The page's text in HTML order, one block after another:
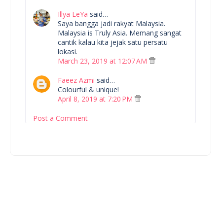
Illya LeYa said…
Saya bangga jadi rakyat Malaysia.
Malaysia is Truly Asia. Memang sangat
cantik kalau kita jejak satu persatu
lokasi.
March 23, 2019 at 12:07 AM
Faeez Azmi said…
Colourful & unique!
April 8, 2019 at 7:20 PM
Post a Comment